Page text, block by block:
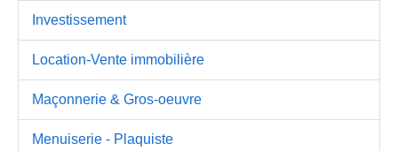
Investissement
Location-Vente immobilière
Maçonnerie & Gros-oeuvre
Menuiserie - Plaquiste